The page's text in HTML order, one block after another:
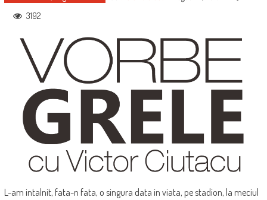
3192
L-am intalnit, fata-n fata, o singura data in viata, pe stadion, la meciul